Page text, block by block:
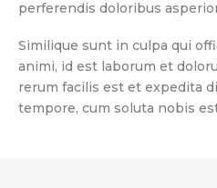
perferendis doloribus
Similique sunt in culpa qui
animi, id est laborum et
rerum facilis est et expedita
tempore, cum soluta nobis